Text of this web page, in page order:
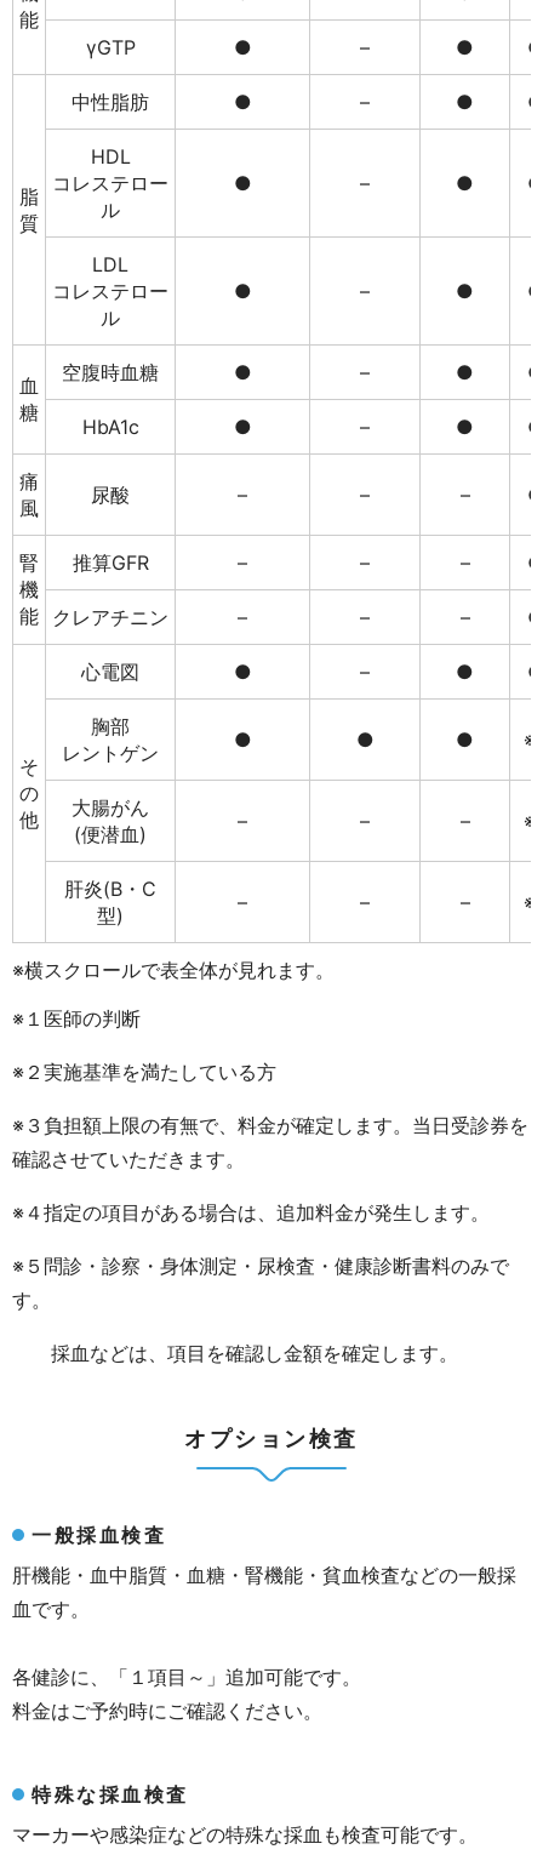
能
γGTP ● – ●
脂
質
中性脂肪 ● – ●
HDL
コレステロー
ル
● – ●
LDL
コレステロー
ル
● – ●
血
糖
空腹時血糖 ● – ●
HbA1c ● – ●
痛
風
尿酸 – – –
腎
機
能
推算GFR – – –
クレアチニン – – –
そ
の
他
心電図 ● – ●
胸部
レントゲン
● ● ●
大腸がん
(便潜血)
– – –
肝炎(B・C
型)
– – –
※横スクロールで表全体が見れます。
※１医師の判断
※２実施基準を満たしている方
※３負担額上限の有無で、料金が確定します。当日受診券を
確認させていただきます。
※４指定の項目がある場合は、追加料金が発生します。
※５問診・診察・身体測定・尿検査・健康診断書料のみで
す。
採血などは、項目を確認し金額を確定します。
オプション検査
一般採血検査
肝機能・血中脂質・血糖・腎機能・貧血検査などの一般採
血です。
各健診に、「１項目～」追加可能です。
料金はご予約時にご確認ください。
特殊な採血検査
マーカーや感染症などの特殊な採血も検査可能です。